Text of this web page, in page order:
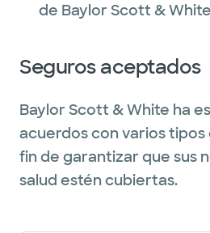
de Baylor Scott &
Seguros aceptados
Baylor Scott & White ha
acuerdos con varios tipos
fin de garantizar que sus
salud estén cubiertas.